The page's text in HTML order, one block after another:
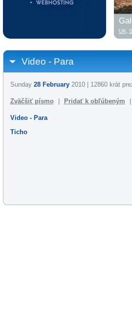
Video - Para
Sunday 28 February2010 | 12860 krát
Zväčšiť písmo Pridať k obľúbeným
Video - Para
Ticho
UK,